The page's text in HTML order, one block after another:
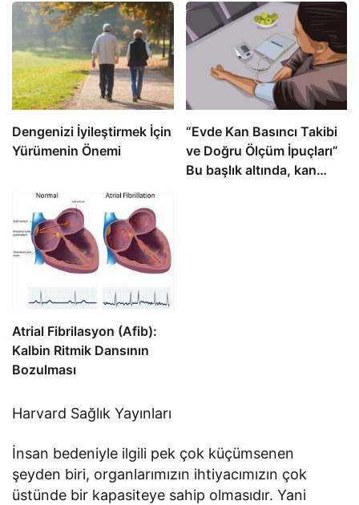
Dengenizi İyileştirmek İçin
Yürümenin Önemi
“Evde Kan Basıncı Takibi
ve Doğru Ölçüm İpuçları”
Bu başlık altında, kan
Atrial Fibrilasyon (Afib):
Kalbin Ritmik Dansının
Bozulması
Harvard Sağlık Yayınları
İnsan bedeniyle ilgili pek çok küçümsenen
şeyden biri, organlarımızın ihtiyacımızın çok
üstünde bir kapasiteye sahip olmasıdır. Yani